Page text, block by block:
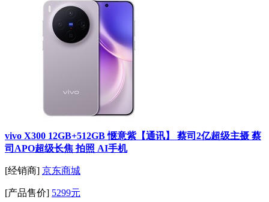
vivo X300 12GB+512GB 惬意紫【通讯】 蔡司2亿超级主摄 蔡
司APO超级长焦 拍照 AI手机
[经销商] 京东商城
[产品售价] 5299元